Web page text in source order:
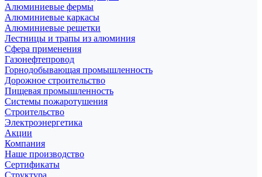
Алюминиевые фермы
Алюминиевые каркасы
Алюминиевые решетки
Лестницы и трапы из алюминия
Сфера применения
Газонефтепровод
Горнодобывающая промышленность
Дорожное строительство
Пищевая промышленность
Системы пожаротушения
Строительство
Электроэнергетика
Акции
Компания
Наше производство
Сертификаты
Структура